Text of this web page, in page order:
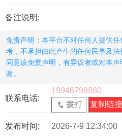
备注说明:
免责声明：本平台不对任何人提供
考，不承担由此产生的任何民事及
同意该免责声明，有异议者或对本
谢。
联系电话:
19946798880
拨打
复制链接
发布时间: 2026-7-9 12:34:00